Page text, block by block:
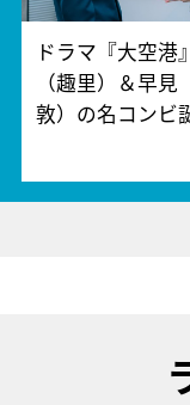
ドラマ『大空港
（趣里）＆早見
敦）の名コンビ